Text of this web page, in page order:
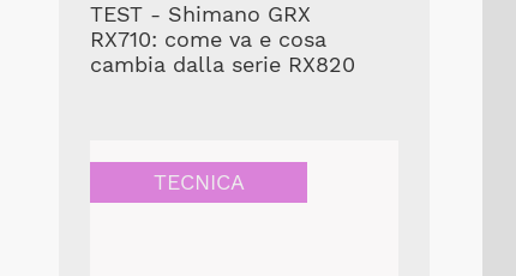
TEST - Shimano GRX
RX710: come va e cosa
cambia dalla serie RX820
TECNICA